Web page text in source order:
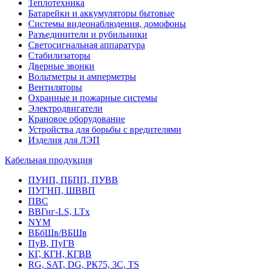
Теплотехника
Батарейки и аккумуляторы бытовые
Системы видеонаблюдения, домофоны
Разъединители и рубильники
Светосигнальная аппаратура
Стабилизаторы
Дверные звонки
Вольтметры и амперметры
Вентиляторы
Охранные и пожарные системы
Электродвигатели
Крановое оборудование
Устройства для борьбы с вредителями
Изделия для ЛЭП
Кабельная продукция
ПУНП, ПБПП, ПУВВ
ПУГНП, ШВВП
ПВС
ВВГнг-LS, LTx
NYM
ВБбШв/ВБШв
ПуВ, ПуГВ
КГ, КГН, КГВВ
RG, SAT, DG, РК75, 3С, TS